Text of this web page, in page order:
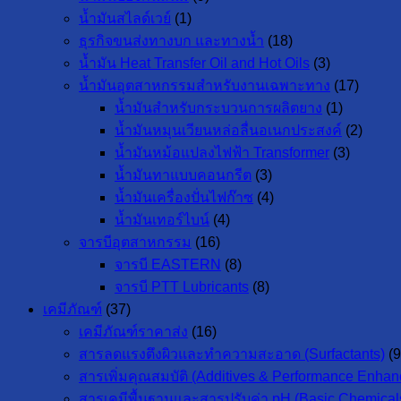
น้ำมันสไลด์เวย์ (1)
ธุรกิจขนส่งทางบก และทางน้ำ (18)
น้ำมัน Heat Transfer Oil and Hot Oils (3)
น้ำมันอุตสาหกรรมสำหรับงานเฉพาะทาง (17)
น้ำมันสำหรับกระบวนการผลิตยาง (1)
น้ำมันหมุนเวียนหล่อลื่นอเนกประสงค์ (2)
น้ำมันหม้อแปลงไฟฟ้า Transformer (3)
น้ำมันทาแบบคอนกรีต (3)
น้ำมันเครื่องปั่นไฟก๊าซ (4)
น้ำมันเทอร์ไบน์ (4)
จารบีอุตสาหกรรม (16)
จารบี EASTERN (8)
จารบี PTT Lubricants (8)
เคมีภัณฑ์ (37)
เคมีภัณฑ์ราคาส่ง (16)
สารลดแรงตึงผิวและทำความสะอาด (Surfactants)
สารเพิ่มคุณสมบัติ (Additives & Performance